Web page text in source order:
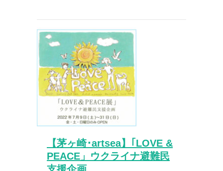
【茅ヶ崎･artsea】｢LOVE &
PEACE」ウクライナ避難民